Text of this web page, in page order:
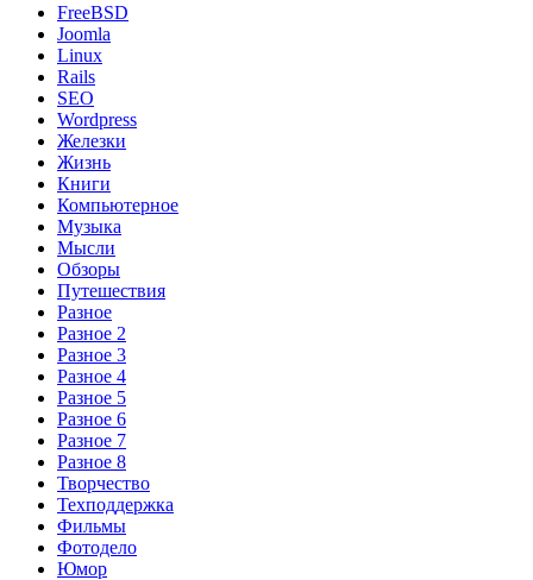
FreeBSD
Joomla
Linux
Rails
SEO
Wordpress
Железки
Жизнь
Книги
Компьютерное
Музыка
Мысли
Обзоры
Путешествия
Разное
Разное 2
Разное 3
Разное 4
Разное 5
Разное 6
Разное 7
Разное 8
Творчество
Техподдержка
Фильмы
Фотодело
Юмор